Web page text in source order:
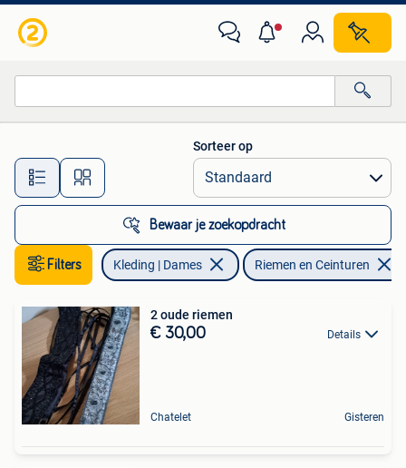
Alle afstanden…
Sorteer op
Bewaar je zoekopdracht
Filters Kleding | Dames Riemen en Ceinturen
2 oude riemen
€ 30,00 Details
Chatelet Gisteren